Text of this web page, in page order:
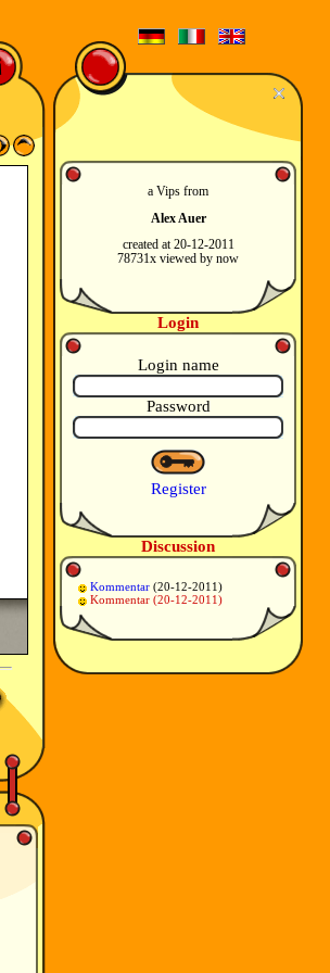
a Vips from
Alex Auer
created at 20-12-2011
78731x viewed by now
Login
Login name
Password
Register
Discussion
Kommentar (20-12-2011)
Kommentar (20-12-2011)